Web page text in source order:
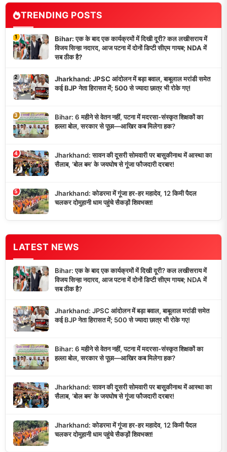
TRENDING POSTS
1
Bihar: एक के बाद एक कार्यक्रमों में दिखी दूरी? कल लखीसराय में
विजय सिन्हा नदारद, आज पटना में दोनों डिप्टी सीएम गायब; NDA में
सब ठीक है?
2
Jharkhand: JPSC आंदोलन में बड़ा बवाल, बाबूलाल मरांडी समेत
कई BJP नेता हिरासत में; 500 से ज्यादा छात्र भी रोके गए!
3
Bihar: 6 महीने से वेतन नहीं, पटना में मदरसा-संस्कृत शिक्षकों का
हल्ला बोल, सरकार से पूछा—आखिर कब मिलेगा हक?
4
Jharkhand: सावन की दूसरी सोमवारी पर बासुकीनाथ में आस्था का
सैलाब, ‘बोल बम’ के जयघोष से गूंजा फौजदारी दरबार!
5
Jharkhand: कोडरमा में गूंजा हर-हर महादेव, 12 किमी पैदल
चलकर दोमुहानी धाम पहुंचे सैकड़ों शिवभक्त!
LATEST NEWS
Bihar: एक के बाद एक कार्यक्रमों में दिखी दूरी? कल लखीसराय में
विजय सिन्हा नदारद, आज पटना में दोनों डिप्टी सीएम गायब; NDA में
सब ठीक है?
Jharkhand: JPSC आंदोलन में बड़ा बवाल, बाबूलाल मरांडी समेत
कई BJP नेता हिरासत में; 500 से ज्यादा छात्र भी रोके गए!
Bihar: 6 महीने से वेतन नहीं, पटना में मदरसा-संस्कृत शिक्षकों का
हल्ला बोल, सरकार से पूछा—आखिर कब मिलेगा हक?
Jharkhand: सावन की दूसरी सोमवारी पर बासुकीनाथ में आस्था का
सैलाब, ‘बोल बम’ के जयघोष से गूंजा फौजदारी दरबार!
Jharkhand: कोडरमा में गूंजा हर-हर महादेव, 12 किमी पैदल
चलकर दोमुहानी धाम पहुंचे सैकड़ों शिवभक्त!